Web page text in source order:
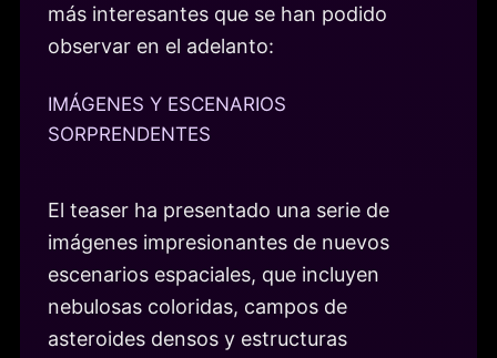
más interesantes que se han podido
observar en el adelanto:
IMÁGENES Y ESCENARIOS
SORPRENDENTES
El teaser ha presentado una serie de
imágenes impresionantes de nuevos
escenarios espaciales, que incluyen
nebulosas coloridas, campos de
asteroides densos y estructuras